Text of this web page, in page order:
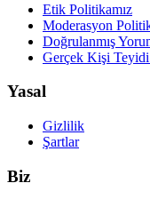
Etik Politikamız
Moderasyon
Doğrulanmış
Gerçek Kişi Teyidi
Yasal
Gizlilik
Şartlar
Biz